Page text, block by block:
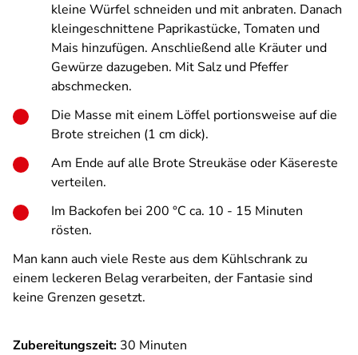
kleine Würfel schneiden und mit anbraten. Danach
kleingeschnittene Paprikastücke, Tomaten und
Mais hinzufügen. Anschließend alle Kräuter und
Gewürze dazugeben. Mit Salz und Pfeffer
abschmecken.
Die Masse mit einem Löffel portionsweise auf die
Brote streichen (1 cm dick).
Am Ende auf alle Brote Streukäse oder Käsereste
verteilen.
Im Backofen bei 200 °C ca. 10 - 15 Minuten
rösten.
Man kann auch viele Reste aus dem Kühlschrank zu
einem leckeren Belag verarbeiten, der Fantasie sind
keine Grenzen gesetzt.
Zubereitungszeit: 30 Minuten